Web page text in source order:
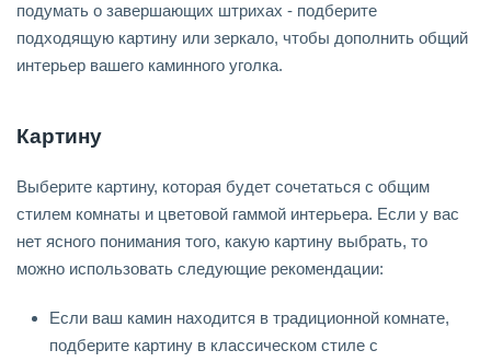
подумать о завершающих штрихах - подберите
подходящую картину или зеркало, чтобы дополнить общий
интерьер вашего каминного уголка.
Картину
Выберите картину, которая будет сочетаться с общим
стилем комнаты и цветовой гаммой интерьера. Если у вас
нет ясного понимания того, какую картину выбрать, то
можно использовать следующие рекомендации:
Если ваш камин находится в традиционной комнате,
подберите картину в классическом стиле с